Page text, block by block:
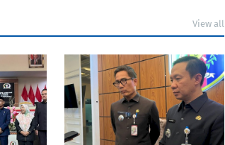
View all